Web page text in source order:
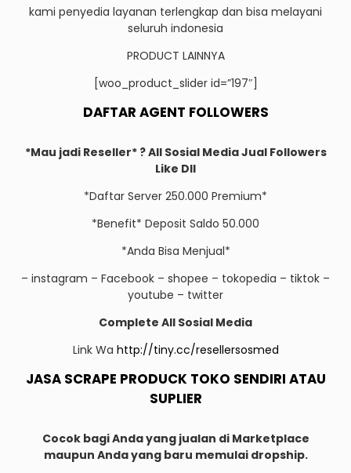
kami penyedia layanan terlengkap dan bisa melayani
seluruh indonesia
PRODUCT LAINNYA
[woo_product_slider id=”197″]
DAFTAR AGENT FOLLOWERS
*Mau jadi Reseller* ? All Sosial Media Jual Followers
Like Dll
*Daftar Server 250.000 Premium*
*Benefit* Deposit Saldo 50.000
*Anda Bisa Menjual*
– instagram – Facebook – shopee – tokopedia – tiktok –
youtube – twitter
Complete All Sosial Media
Link Wa http://tiny.cc/resellersosmed
JASA SCRAPE PRODUCK TOKO SENDIRI ATAU
SUPLIER
Cocok bagi Anda yang jualan di Marketplace
maupun Anda yang baru memulai dropship.